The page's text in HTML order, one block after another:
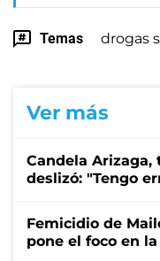
Temas drogas
Ver más
Candela Arizaga,
deslizó: "Tengo
Femicidio de
pone el foco en